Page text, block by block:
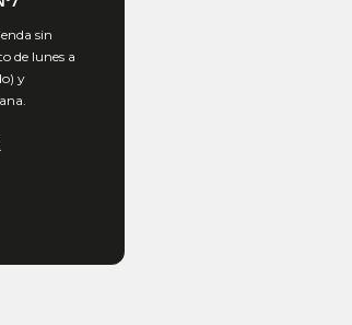
sin
de lunes a
y